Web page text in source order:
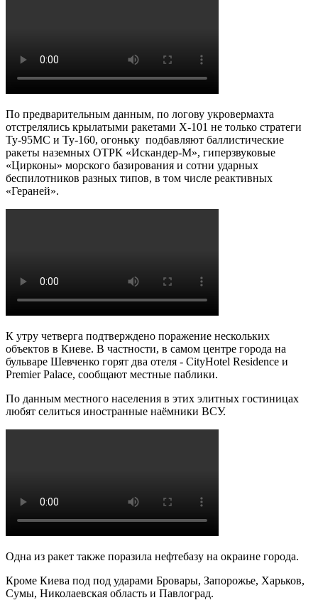
По предварительным данным, по логову укровермахта
отстрелялись крылатыми ракетами Х-101 не только стратеги
Ту-95МС и Ту-160, огоньку подбавляют баллистические
ракеты наземных ОТРК «Искандер-М», гиперзвуковые
«Цирконы» морского базирования и сотни ударных
беспилотников разных типов, в том числе реактивных
«Гераней».
К утру четверга подтверждено поражение нескольких
объектов в Киеве. В частности, в самом центре города на
бульваре Шевченко горят два отеля - CityHotel Residence и
Premier Palace, сообщают местные паблики.
По данным местного населения в этих элитных гостиницах
любят селиться иностранные наёмники ВСУ.
Одна из ракет также поразила нефтебазу на окраине города.
Кроме Киева под под ударами Бровары, Запорожье, Харьков,
Сумы, Николаевская область и Павлоград.